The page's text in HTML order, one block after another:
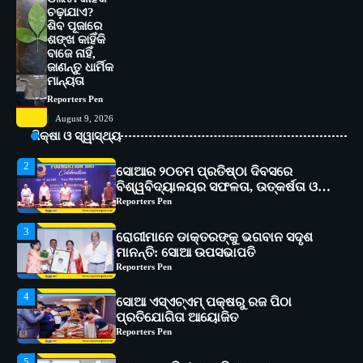
ଚଢ଼ାଯାଏ?
ଶିବ ପୂଜାରେ
ଶଙ୍ଖ କାହିଁକି
ବାଜେ ନାହିଁ,
ଜାଣନ୍ତୁ ଧାର୍ମିକ
ମାନ୍ୟତା
Reporters Pen
August 9, 2026
ଶିକ୍ଷା ଓ ସ୍ୱାସ୍ଥ୍ୟବିଶ୍ୱବିଦ୍ୟାଳୟର ସଫଳତା, ଉତ୍କର୍ଷତା ଓ
3
ରୋଗୀମାନେ ଡାକ୍ତରଙ୍କୁ ଭଗବାନ ସଦୃଶ
ମାନନ୍ତି: ସୋଆ ଉପସଭାପତି
Reporters Pen
4
ସୋଆ ଏସ୍‌ଏଚ୍‌ଏମ୍ ପକ୍ଷରୁ ରଜ ପିଠା
ପ୍ରତିଯୋଗିତା ଆୟୋଜିତ
Reporters Pen
5
ଭାରତର ଦ୍ୱିତୀୟ ହସ୍ପିଟାଲ୍ ଭାବେ
ଆଇଏମ୍‌ଏସ୍ ଆଣ୍ଡ ସମ ହସ୍ପିଟାଲ୍‌ରେ
ଅତ୍ୟାଧୁନିକ ଡିଜିସ୍କାନର ସ୍ଥାପନ
Reporters Pen